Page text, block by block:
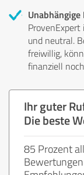
und neutral.
freiwillig,
finanziell
Ihr guter
Die beste
85 Prozent